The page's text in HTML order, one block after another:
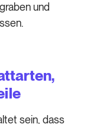
und
sein, dass